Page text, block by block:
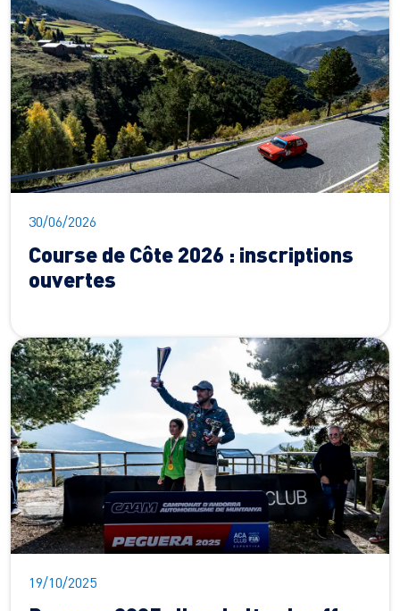
30/06/2026
Course de Côte 2026 : inscriptions
ouvertes
19/10/2025